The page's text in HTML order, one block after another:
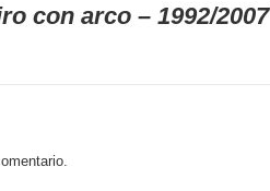
con arco – 1992/2007